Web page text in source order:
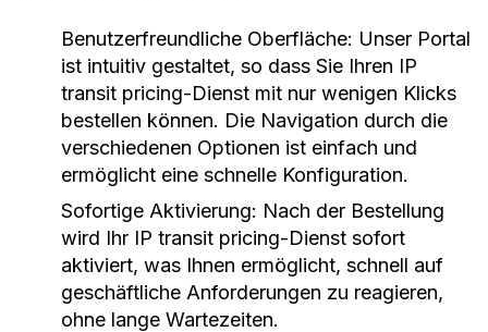
Benutzerfreundliche Oberfläche: Unser Portal
ist intuitiv gestaltet, so dass Sie Ihren IP
transit pricing-Dienst mit nur wenigen Klicks
bestellen können. Die Navigation durch die
verschiedenen Optionen ist einfach und
ermöglicht eine schnelle Konfiguration.
Sofortige Aktivierung: Nach der Bestellung
wird Ihr IP transit pricing-Dienst sofort
aktiviert, was Ihnen ermöglicht, schnell auf
geschäftliche Anforderungen zu reagieren,
ohne lange Wartezeiten.